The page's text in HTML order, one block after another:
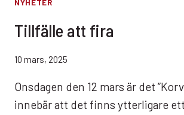
NYHETER
Tillfälle att fira
10 mars, 2025
Onsdagen den 12 mars är det
innebär att det finns ytterligare